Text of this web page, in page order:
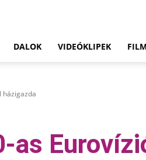
DALOK VIDEÓKLIPEK FILM
házigazda
as